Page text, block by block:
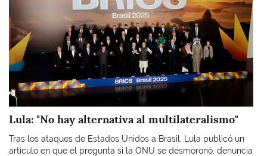
Lula: "No hay alternativa al multilateralismo"
Tras los ataques de Estados Unidos a Brasil, Lula publicó un
artículo en que el pregunta si la ONU se desmoronó, denuncia